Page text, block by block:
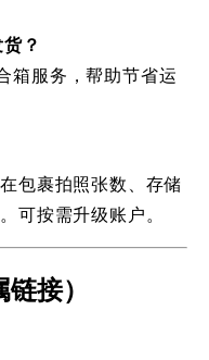
？
服务，帮助节省运
包裹拍照张数、存储
可按需升级账户。
接）